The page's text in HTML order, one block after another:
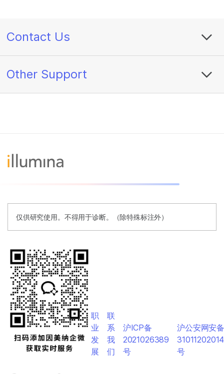
Contact Us
Other Support
仅供研究使用。不得用于诊断。（除特殊标注外）
职
业
发
展
联
系
我
们
沪ICP备
2021026389
号
沪公安网安
号